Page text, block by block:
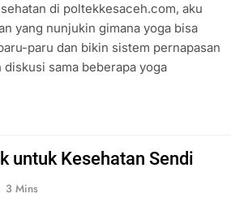
di poltekkesaceh.com, aku
yang nunjukin gimana yoga bisa
paru dan bikin sistem pernapasan
sama beberapa yoga
untuk Kesehatan Sendi
3 Mins